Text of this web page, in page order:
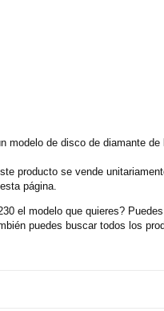
de disco de diamante
producto se vende
página.
el modelo que quieres?
puedes buscar todos los